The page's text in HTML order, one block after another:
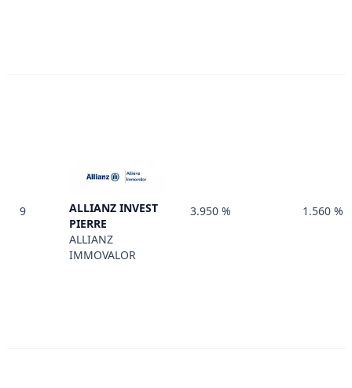
9
ALLIANZ INVEST
PIERRE
ALLIANZ
IMMOVALOR
3.950 % 1.560 %